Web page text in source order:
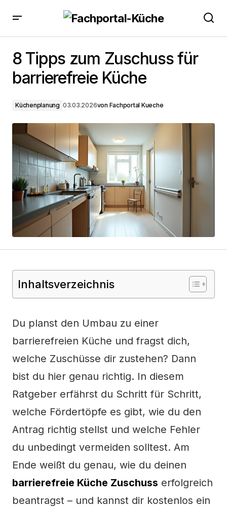
8 Tipps zum Zuschuss für
barrierefreie Küche
Küchenplanung 03.03.2026von Fachportal Kueche
Inhaltsverzeichnis
Du planst den Umbau zu einer
barrierefreien Küche und fragst dich,
welche Zuschüsse dir zustehen? Dann
bist du hier genau richtig. In diesem
Ratgeber erfährst du Schritt für Schritt,
welche Fördertöpfe es gibt, wie du den
Antrag richtig stellst und welche Fehler
du unbedingt vermeiden solltest. Am
Ende weißt du genau, wie du deinen
barrierefreie Küche Zuschuss erfolgreich
beantragst – und kannst dir kostenlos ein